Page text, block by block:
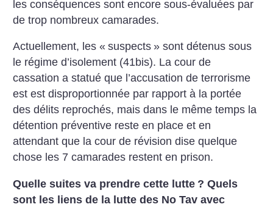
les conséquences sont encore sous-évaluées par
de trop nombreux camarades.
Actuellement, les « suspects » sont détenus sous
le régime d’isolement (41bis). La cour de
cassation a statué que l’accusation de terrorisme
est est disproportionnée par rapport à la portée
des délits reprochés, mais dans le même temps la
détention préventive reste en place et en
attendant que la cour de révision dise quelque
chose les 7 camarades restent en prison.
Quelle suites va prendre cette lutte ? Quels
sont les liens de la lutte des No Tav avec